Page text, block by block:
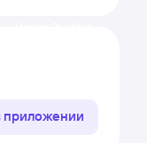
приложении